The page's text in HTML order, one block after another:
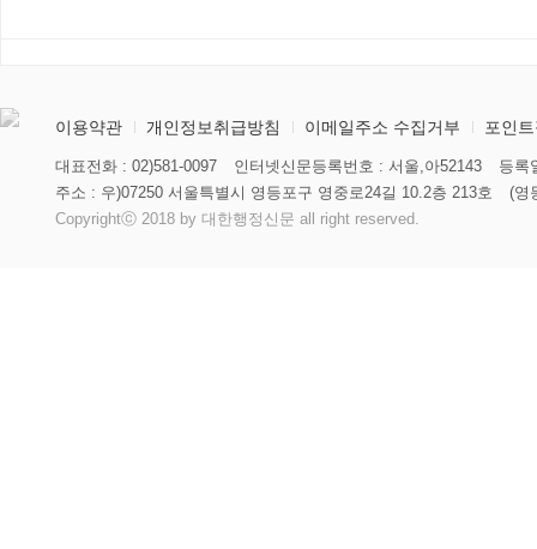
이용약관 개인정보취급방침 이메일주소 수집거부 포인
대표전화 : 02)581-0097 인터넷신문등록번호 : 서울,아52143
등록
주소 : 우)07250 서울특별시 영등포구 영중로24길 10.2층 213호
(영
Copyrightⓒ 2018 by 대한행정신문 all right reserved.